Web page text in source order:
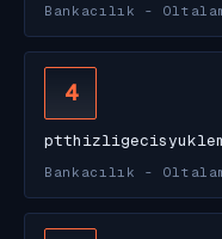
Bankacılık -
4
Bankacılık -